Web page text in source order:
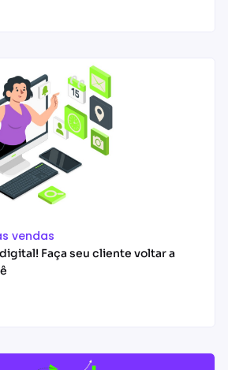
vendas
Faça seu cliente voltar a